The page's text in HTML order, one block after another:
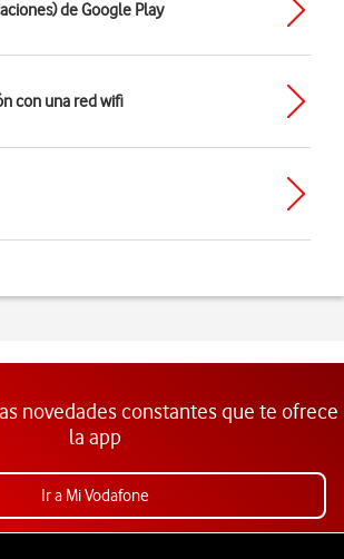
de Google Play
con una red wifi
novedades constantes que te ofrece
la app
Ir a Mi Vodafone